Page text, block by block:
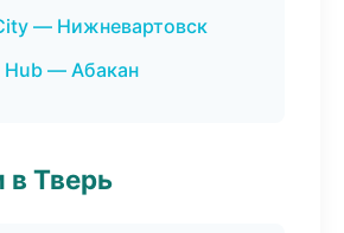
— Нижневартовск
Hub — Абакан
в Тверь